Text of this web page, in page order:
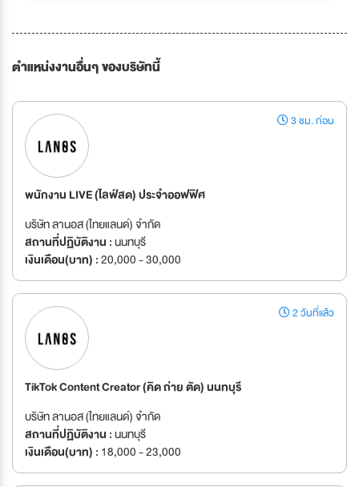
ตำแหน่งงานอื่นๆ ของบริษัทนี้
3 ชม. ก่อน
พนักงาน LIVE (ไลฟ์สด) ประจำออฟฟิศ
บริษัท ลานอส (ไทยแลนด์) จำกัด
สถานที่ปฏิบัติงาน :นนทบุรี
เงินเดือน(บาท) :20,000 - 30,000
2 วันที่แล้ว
TikTok Content Creator (คิด ถ่าย ตัด) นนทบุรี
บริษัท ลานอส (ไทยแลนด์) จำกัด
สถานที่ปฏิบัติงาน :นนทบุรี
เงินเดือน(บาท) : 18,000 - 23,000